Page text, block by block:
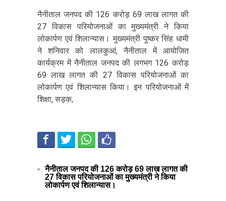
नैनीताल जनपद की 126 करोड़ 69 लाख लागत की
27 विकास परियोजनाओं का मुख्यमंत्री ने किया
लोकार्पण एवं शिलान्यास। मुख्यमंत्री पुष्कर सिंह धामी
ने शनिवार को लालकुआं, नैनीताल में आयोजित
कार्यक्रम में नैनीताल जनपद की लगभग 126 करोड़
69 लाख लागत की 27 विकास परियोजनाओं का
लोकार्पण एवं शिलान्यास किया। इन परियोजनाओं में
शिक्षा, सड़क,
नैनीताल जनपद की 126 करोड़ 69 लाख लागत की
27 विकास परियोजनाओं का मुख्यमंत्री ने किया
लोकार्पण एवं शिलान्यास।